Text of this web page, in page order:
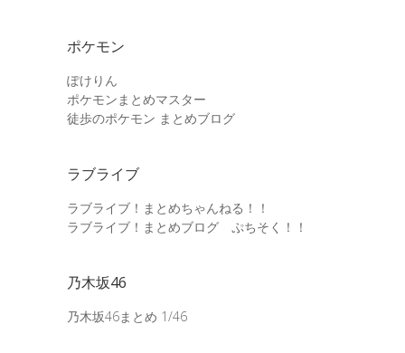
ポケモン
ぽけりん
ポケモンまとめマスター
徒歩のポケモン まとめブログ
ラブライブ
ラブライブ！まとめちゃんねる！！
ラブライブ！まとめブログ ぷちそく！！
乃木坂46
乃木坂46まとめ 1/46